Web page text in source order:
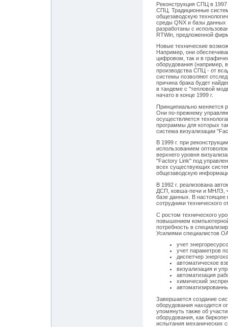
Реконструкция СПЦ в
СПЦ. Традиционные
общезаводскую
среды QNX и базы данных
разработаны с
RTWin, предложенной
Новые технические
Например, они
цифровом, так и в
оборудования (например,
производства СПЦ - от
системы позволяют
причина брака будет
в тандеме с "тепловой
начато в конце 1999 г.
Принципиально меняется
Они по-прежнему
осуществляется
программы для которых
система визуализации
В 1999 г. при
использованием
верхнего уровня
"Factory Link" под
всех существующих
общезаводскую
В 1992 г. реализована
ДСП, ковша-печи и МНЛЗ,
базе данных. В настоящее
сотрудники технического
С ростом технического
повышением
потребность в
Усилиями специалистов
учет
учет параметров
диспетчер
автоматическое
визуализация и
автоматизация
химический
Завершается создание
оборудования находится
упомянуть также об
оборудования, как
испытания механических